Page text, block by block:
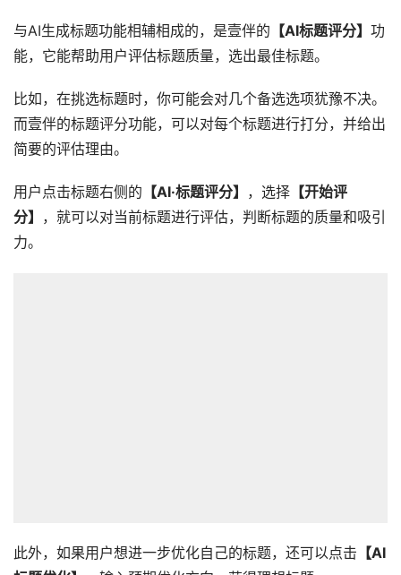
与AI生成标题功能相辅相成的，是壹伴的 【AI标题评分】 功
能，它能帮助用户评估标题质量，选出最佳标题。
比如，在挑选标题时，你可能会对几个备选选项犹豫不决。
而壹伴的标题评分功能，可以对每个标题进行打分，并给出
简要的评估理由。
用户点击标题右侧的 【AI·标题评分】 ，选择 【开始评
分】
，就可以对当前标题进行评估，判断标题的质量和吸引
力。
此外，如果用户想进一步优化自己的标题，还可以点击 【AI